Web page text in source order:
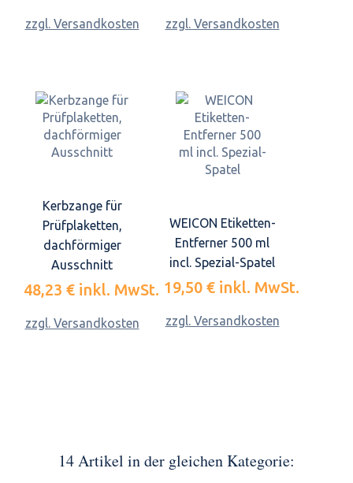
zzgl. Versandkosten zzgl. Versandkosten
Kerbzange für
Prüfplaketten,
dachförmiger
Ausschnitt
48,23 € inkl. MwSt.
zzgl. Versandkosten
WEICON Etiketten-
Entferner 500 ml
incl. Spezial-Spatel
19,50 € inkl. MwSt.
zzgl. Versandkosten
14 Artikel in der gleichen Kategorie: